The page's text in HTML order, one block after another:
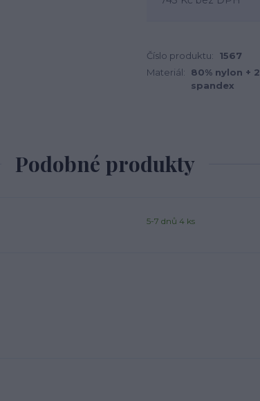
Číslo produktu: 1567
Materiál:
80% nylon +
spandex
Podobné produkty
5-7 dnů 4 ks